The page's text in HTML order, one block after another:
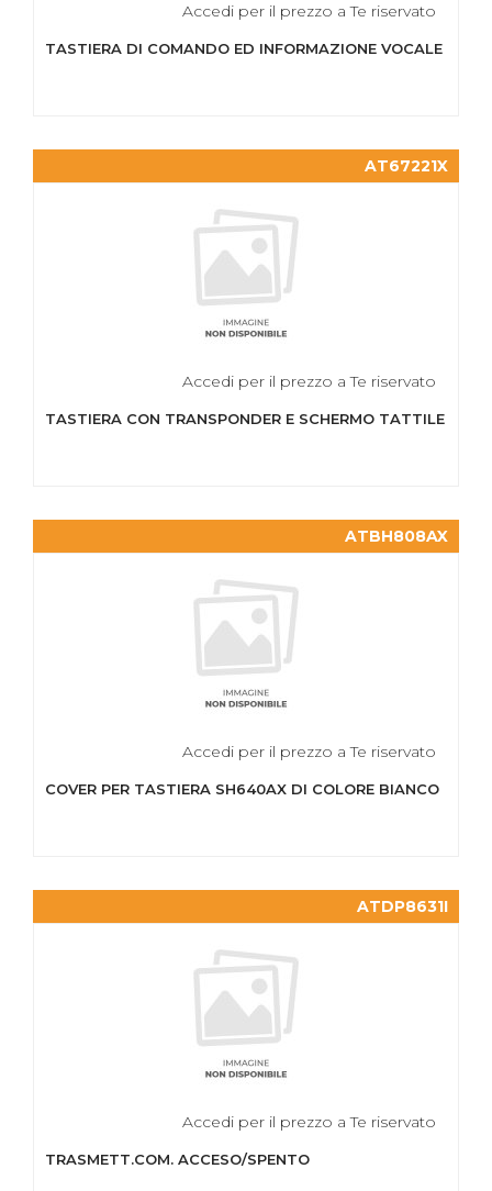
Accedi per il prezzo a Te riservato
TASTIERA DI COMANDO ED INFORMAZIONE VOCALE
AT67221X
Accedi per il prezzo a Te riservato
TASTIERA CON TRANSPONDER E SCHERMO TATTILE
ATBH808AX
Accedi per il prezzo a Te riservato
COVER PER TASTIERA SH640AX DI COLORE BIANCO
ATDP8631I
Accedi per il prezzo a Te riservato
TRASMETT.COM. ACCESO/SPENTO